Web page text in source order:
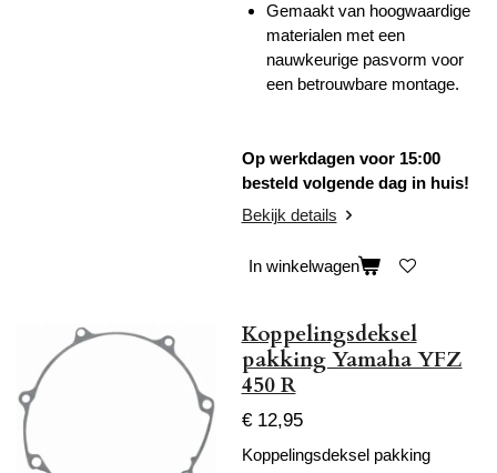
Gemaakt van hoogwaardige
materialen met een
nauwkeurige pasvorm voor
een betrouwbare montage.
Op werkdagen voor 15:00
besteld volgende dag in huis!
Bekijk details
In winkelwagen
Koppelingsdeksel
pakking Yamaha YFZ
450 R
€ 12,95
Koppelingsdeksel pakking